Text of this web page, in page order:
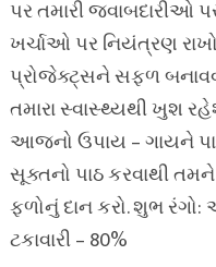
પર તમારી જવાબદારીઓ
ખર્ચાઓ પર નિયંત્રણ
પ્રોજેક્ટ્સને સફળ
તમારા સ્વાસ્થ્યથી ખુશ
આજનો ઉપાય – ગાયને
સૂક્તનો પાઠ કરવાથી
ફળોનું દાન કરો. શુભ
ટકાવારી – 80%